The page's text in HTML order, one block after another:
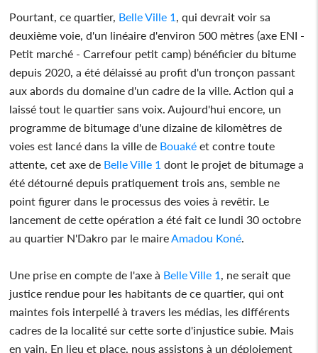
Pourtant, ce quartier, Belle Ville 1 , qui devrait voir sa
deuxième voie, d'un linéaire d'environ 500 mètres (axe ENI -
Petit marché - Carrefour petit camp) bénéficier du bitume
depuis 2020, a été délaissé au profit d'un tronçon passant
aux abords du domaine d'un cadre de la ville. Action qui a
laissé tout le quartier sans voix. Aujourd'hui encore, un
programme de bitumage d'une dizaine de kilomètres de
voies est lancé dans la ville de Bouaké et contre toute
attente, cet axe de Belle Ville 1 dont le projet de bitumage a
été détourné depuis pratiquement trois ans, semble ne
point figurer dans le processus des voies à revêtir. Le
lancement de cette opération a été fait ce lundi 30 octobre
au quartier N'Dakro par le maire Amadou Koné
Une prise en compte de l'axe à Belle Ville 1
, ne serait que
justice rendue pour les habitants de ce quartier, qui ont
maintes fois interpellé à travers les médias, les différents
cadres de la localité sur cette sorte d'injustice subie. Mais
en vain. En lieu et place, nous assistons à un déploiement